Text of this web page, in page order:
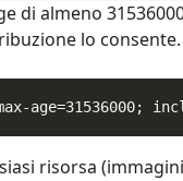
di almeno
lo consente.
risorsa